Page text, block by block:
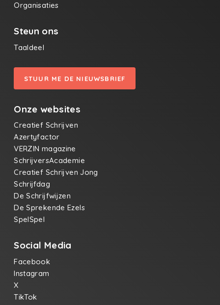
Organisaties
Steun ons
Taaldeel
STUUR ME DE NIEUWSBRIEF
Onze websites
Creatief Schrijven
Azertyfactor
VERZIN magazine
SchrijversAcademie
Creatief Schrijven Jong
Schrijfdag
De Schrijfwijzen
De Sprekende Ezels
SpelSpel
Social Media
Facebook
Instagram
X
TikTok